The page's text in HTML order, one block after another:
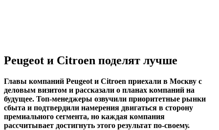
Peugeot и Citroen поделят лучше
Главы компаний Peugeot и Citroen приехали в Москву с
деловым визитом и рассказали о планах компаний на
будущее. Топ-менеджеры озвучили приоритетные рынки
сбыта и подтвердили намерения двигаться в сторону
премиального сегмента, но каждая компания
рассчитывает достигнуть этого результат по-своему.